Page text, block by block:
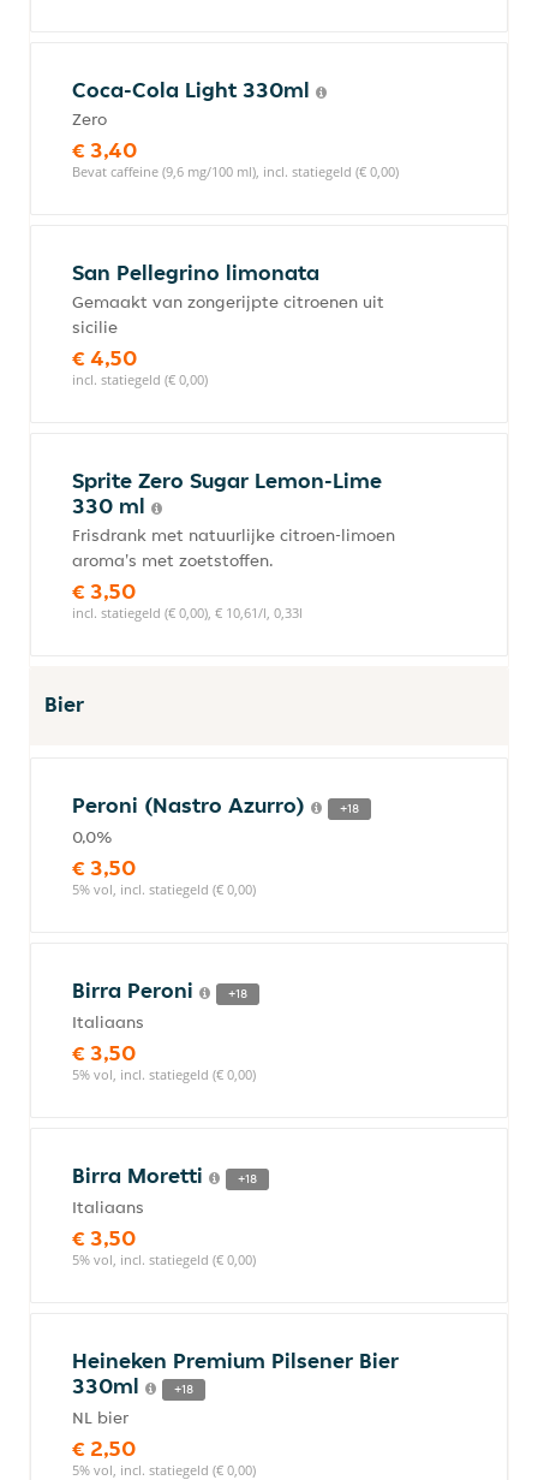
Coca-Cola Light 330ml
Zero
€ 3,40
Bevat caffeine (9,6 mg/100 ml), incl. statiegeld (€ 0,00)
San Pellegrino limonata
Gemaakt van zongerijpte citroenen uit
sicilie
€ 4,50
incl. statiegeld (€ 0,00)
Sprite Zero Sugar Lemon-Lime
330 ml
Frisdrank met natuurlijke citroen-limoen
aroma's met zoetstoffen.
€ 3,50
incl. statiegeld (€ 0,00), € 10,61/l, 0,33l
Bier
Peroni (Nastro Azurro) +18
0,0%
€ 3,50
5% vol, incl. statiegeld (€ 0,00)
Birra Peroni +18
Italiaans
€ 3,50
5% vol, incl. statiegeld (€ 0,00)
Birra Moretti +18
Italiaans
€ 3,50
5% vol, incl. statiegeld (€ 0,00)
Heineken Premium Pilsener Bier
330ml
+18
NL bier
€ 2,50
5% vol, incl. statiegeld (€ 0,00)